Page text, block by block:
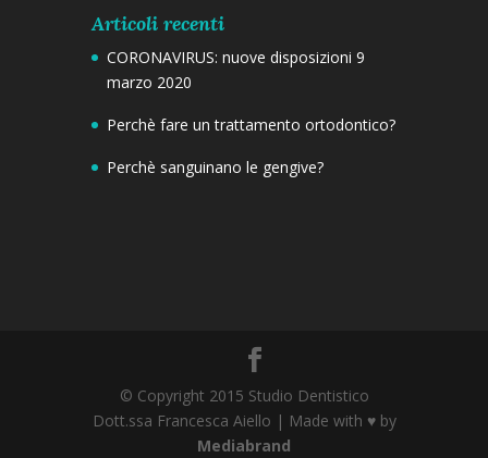
Articoli recenti
CORONAVIRUS: nuove disposizioni 9
marzo 2020
Perchè fare un trattamento ortodontico?
Perchè sanguinano le gengive?
© Copyright 2015 Studio Dentistico
Dott.ssa Francesca Aiello | Made with ♥ by
Mediabrand